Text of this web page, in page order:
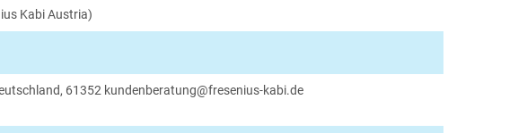
Kabi Austria)
61352 kundenberatung@fresenius-kabi.de